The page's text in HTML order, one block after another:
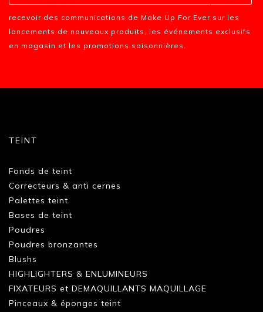
recevoir des communications de Make Up For Ever sur les
lancements de nouveaux produits, les événements exclusifs
en magasin et les promotions saisonnières.
TEINT
Fonds de teint
Correcteurs & anti cernes
Palettes teint
Bases de teint
Poudres
Poudres bronzantes
Blushs
HIGHLIGHTERS & ENLUMINEURS
FIXATEURS et DEMAQUILLANTS MAQUILLAGE
Pinceaux & éponges teint